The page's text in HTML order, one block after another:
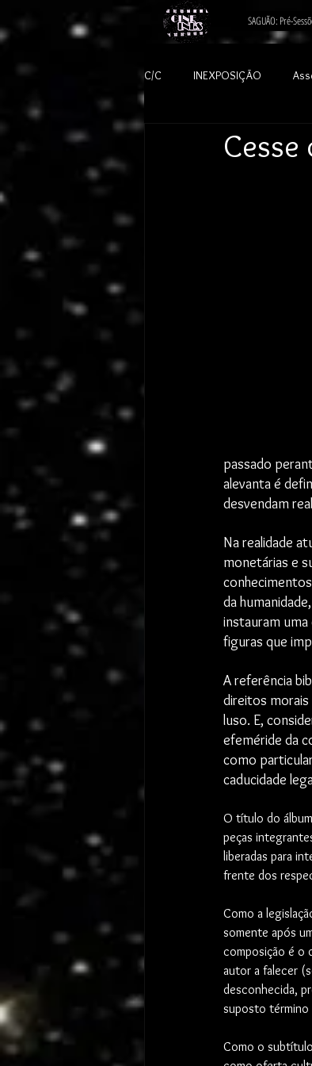
SAGUÃO: Pré-
C/C INEXPOSIÇÃO
passado
alevanta é
desvendam
Na realidade
monetárias e
da
instauram uma
figuras que
A referência
direitos
luso. E,
efeméride da
como
caducidade
O título do
peças
liberadas para
frente dos
Como a
somente após
composição é o
autor a falecer
desconhecida,
suposto término
Como o